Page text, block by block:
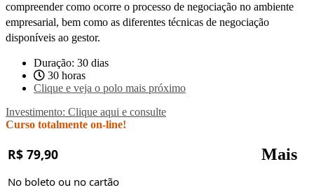
compreender como ocorre o processo de negociação no ambiente
empresarial, bem como as diferentes técnicas de negociação
disponíveis ao gestor.
Duração: 30 dias
30 horas
Clique e veja o polo mais próximo
Investimento: Clique aqui e consulte
Curso totalmente on-line!
R$ 79,90
No boleto ou no cartão
Mais